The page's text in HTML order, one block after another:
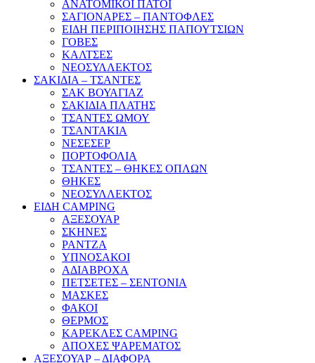
ΑΝΑΤΟΜΙΚΟΙ ΠΑΤΟΙ
ΣΑΓΙΟΝΑΡΕΣ – ΠΑΝΤΟΦΛΕΣ
ΕΙΔΗ ΠΕΡΙΠΟΙΗΣΗΣ ΠΑΠΟΥΤΣΙΩΝ
ΓΟΒΕΣ
ΚΑΛΤΣΕΣ
ΝΕΟΣΥΛΛΕΚΤΟΣ
ΣΑΚΙΔΙΑ – ΤΣΑΝΤΕΣ
ΣΑΚ ΒΟΥΑΓΙΑΖ
ΣΑΚΙΔΙΑ ΠΛΑΤΗΣ
ΤΣΑΝΤΕΣ ΩΜΟΥ
ΤΣΑΝΤΑΚΙΑ
ΝΕΣΕΣΕΡ
ΠΟΡΤΟΦΟΛΙΑ
ΤΣΑΝΤΕΣ – ΘΗΚΕΣ ΟΠΛΩΝ
ΘΗΚΕΣ
ΝΕΟΣΥΛΛΕΚΤΟΣ
ΕΙΔΗ CAMPING
ΑΞΕΣΟΥΑΡ
ΣΚΗΝΕΣ
ΡΑΝΤΖΑ
ΥΠΝΟΣΑΚΟΙ
ΑΔΙΑΒΡΟΧΑ
ΠΕΤΣΕΤΕΣ – ΣΕΝΤΟΝΙΑ
ΜΑΣΚΕΣ
ΦΑΚΟΙ
ΘΕΡΜΟΣ
ΚΑΡΕΚΛΕΣ CAMPING
ΑΠΟΧΕΣ ΨΑΡΕΜΑΤΟΣ
ΑΞΕΣΟΥΑΡ – ΔΙΑΦΟΡΑ